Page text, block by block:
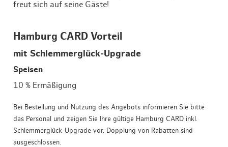
freut sich auf seine Gäste!
Hamburg CARD Vorteil
mit Schlemmerglück-Upgrade
Speisen
10 % Ermäßigung
Bei Bestellung und Nutzung des Angebots informieren Sie bitte
das Personal und zeigen Sie Ihre gültige Hamburg CARD inkl.
Schlemmerglück-Upgrade vor. Dopplung von Rabatten sind
ausgeschlossen.